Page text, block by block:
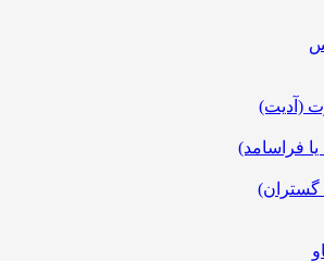
(آدیت)
فراسامد)
گستران)